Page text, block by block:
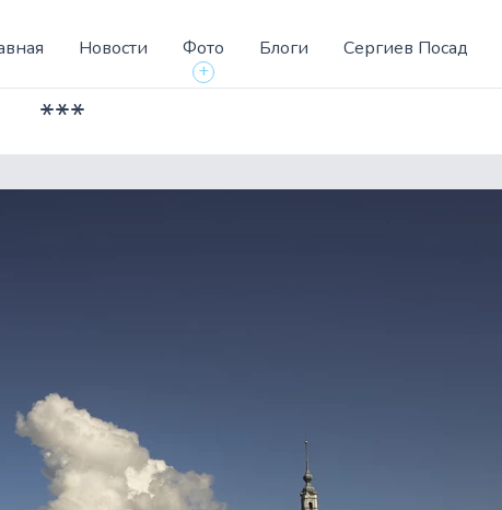
Новости
Фото
+
Блоги Сергиев Посад
***